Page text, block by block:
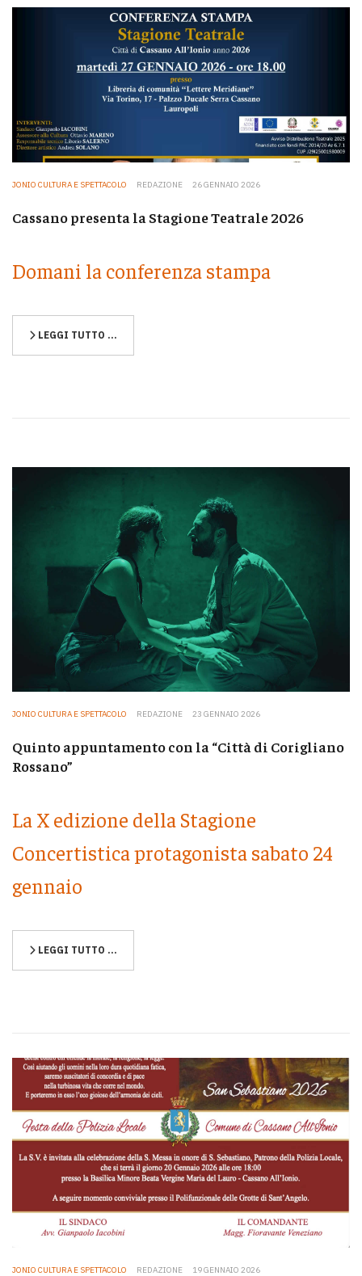
JONIO CULTURA E SPETTACOLO REDAZIONE 26 GENNAIO 2026
Cassano presenta la Stagione Teatrale 2026
Domani la conferenza stampa
LEGGI TUTTO …
JONIO CULTURA E SPETTACOLO REDAZIONE 23 GENNAIO 2026
Quinto appuntamento con la “Città di Corigliano
Rossano”
La X edizione della Stagione
Concertistica protagonista sabato 24
gennaio
LEGGI TUTTO …
JONIO CULTURA E SPETTACOLO REDAZIONE 19 GENNAIO 2026